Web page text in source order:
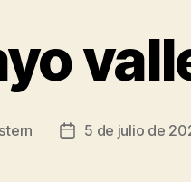
Fecha5 de julio de